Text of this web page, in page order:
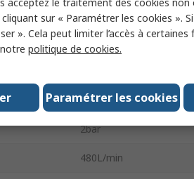
Die Cast Aluminium
Female
8bar
2bar
480L/min
sur « Paramétrer les cookies ».
». Cela peut limiter l’accès à
politique de cookies.
Paramétrer les cookies